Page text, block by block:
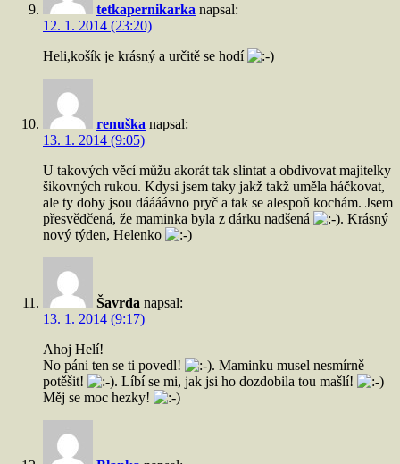
tetkapernikarka napsal:
12. 1. 2014 (23:20)
Heli,košík je krásný a určitě se hodí
renuška napsal:
13. 1. 2014 (9:05)
U takových věcí můžu akorát tak slintat a obdivovat majitelky
šikovných rukou. Kdysi jsem taky jakž takž uměla háčkovat,
ale ty doby jsou dáááávno pryč a tak se alespoň kochám. Jsem
přesvědčená, že maminka byla z dárku nadšená
. Krásný
nový týden, Helenko
Šavrda napsal:
13. 1. 2014 (9:17)
Ahoj Helí!
No páni ten se ti povedl!
. Maminku musel nesmírně
potěšit!
. Líbí se mi, jak jsi ho dozdobila tou mašlí!
Měj se moc hezky!